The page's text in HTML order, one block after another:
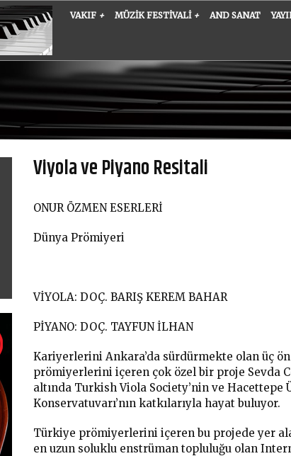
VAKIF + MÜZIK FESTIVALI + AND SANAT
Viyola ve Piyano Resitali
ONUR ÖZMEN ESERLERİ
Dünya Prömiyeri
VİYOLA: DOÇ. BARIŞ KEREM BAHAR
PİYANO: DOÇ. TAYFUN İLHAN
Kariyerlerini Ankara’da sürdürmekte olan üç
prömiyerlerini içeren çok özel bir proje Sevda
altında Turkish Viola Society’nin ve
Konservatuvarı’nın katkılarıyla hayat buluyor.
Türkiye prömiyerlerini içeren bu projede yer
en uzun soluklu enstrüman topluluğu olan